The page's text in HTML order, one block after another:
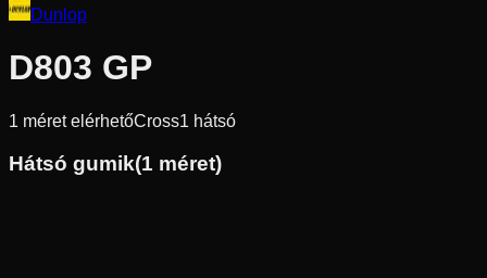
Dunlop
D803 GP
1 méret elérhetőCross1 hátsó
Hátsó gumik(1 méret)